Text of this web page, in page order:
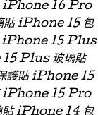
iPhone 16 Pro
iPhone 15 包
iPhone 15 Plus
Plus 玻璃貼
護貼 iPhone 15
iPhone 15 Pro
iPhone 14 包